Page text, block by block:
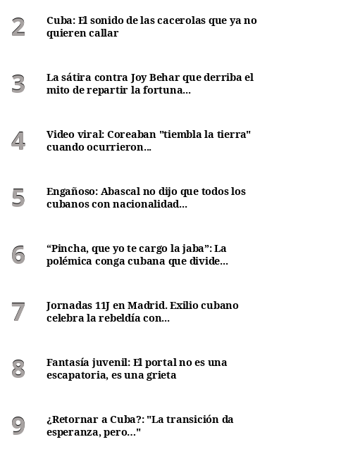
Cuba: El sonido de las cacerolas que ya no
quieren callar
La sátira contra Joy Behar que derriba el
mito de repartir la fortuna...
Video viral: Coreaban "tiembla la tierra"
cuando ocurrieron...
Engañoso: Abascal no dijo que todos los
cubanos con nacionalidad...
“Pincha, que yo te cargo la jaba”: La
polémica conga cubana que divide...
Jornadas 11J en Madrid. Exilio cubano
celebra la rebeldía con...
Fantasía juvenil: El portal no es una
escapatoria, es una grieta
¿Retornar a Cuba?: "La transición da
esperanza, pero…"